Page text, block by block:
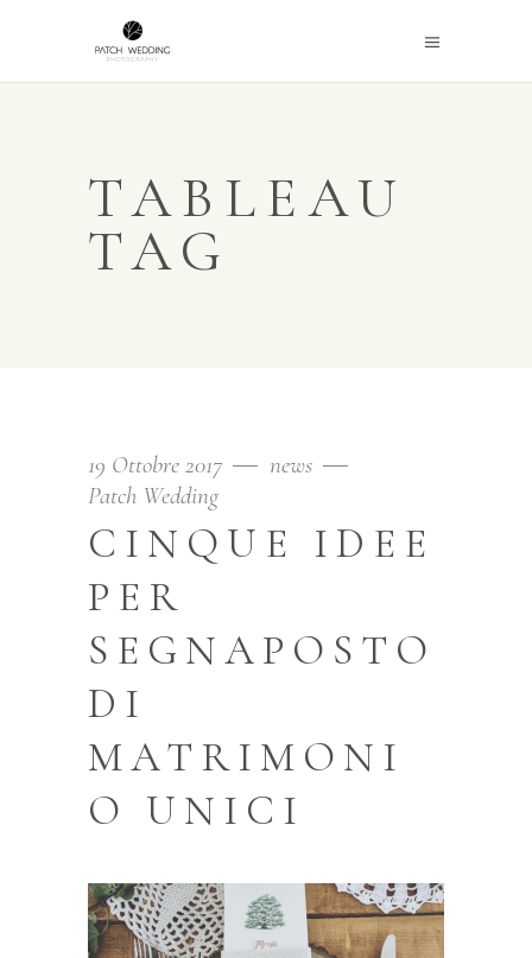
TABLEAU
TAG
19 Ottobre 2017
news
Patch Wedding
CINQUE IDEE
PER
SEGNAPOSTO
DI
MATRIMONI
O UNICI